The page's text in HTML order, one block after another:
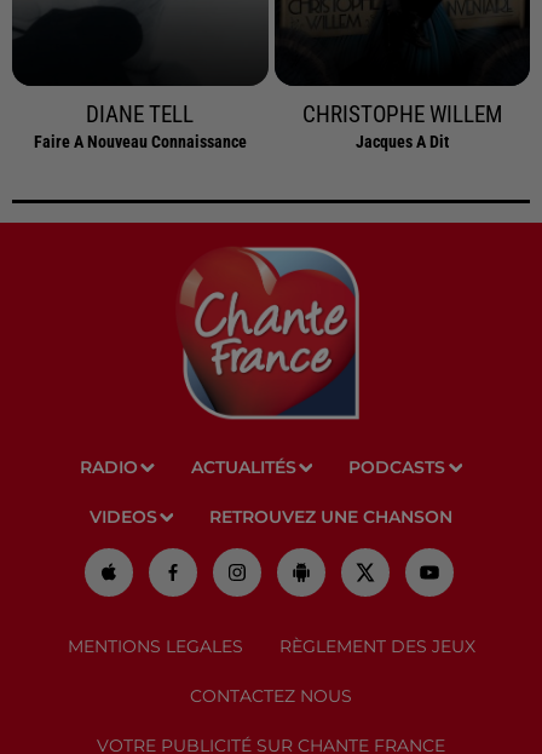
DIANE TELL
Faire A Nouveau Connaissance
CHRISTOPHE WILLEM
Jacques A Dit
RADIO ACTUALITÉS PODCASTS
VIDEOS RETROUVEZ UNE CHANSON
MENTIONS LEGALES RÈGLEMENT DES JEUX
CONTACTEZ NOUS
VOTRE PUBLICITÉ SUR CHANTE FRANCE